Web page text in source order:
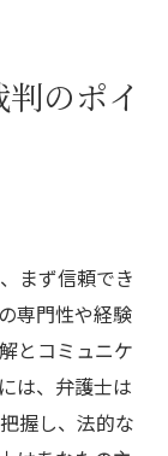
のポイ
まず信頼でき
専門性や経験
とコミュニケ
は、弁護士は
握し、法的な